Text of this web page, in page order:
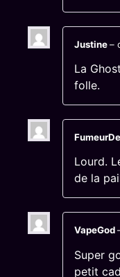
Justine–
La
folle.
Lourd.
de la
VapeGod
Super
petit